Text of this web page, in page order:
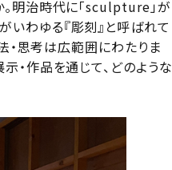
。明治時代に「sculpture」が
わゆる『彫刻』と呼ばれて
・思考は広範囲にわたりま
・作品を通じて、どのような